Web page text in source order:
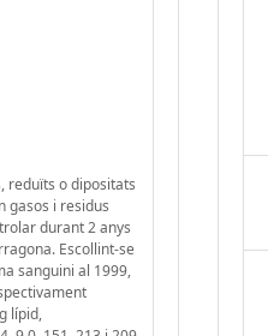
reduïts o dipositats
gasos i residus
durant 2 anys
Escollint-se
sanguini al 1999,
lípid,